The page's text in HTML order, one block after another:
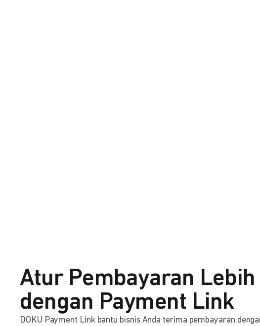
Atur Pembayaran
dengan Payment Link
DOKU Payment Link bantu bisnis Anda terima pembayaran